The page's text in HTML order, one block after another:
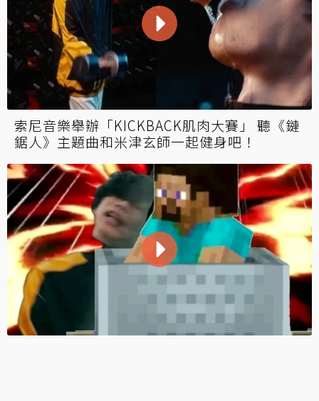
索尼音樂舉辦「KICKBACK肌肉大賽」 聽《鏈
鋸人》主題曲和米津玄師一起健身吧！